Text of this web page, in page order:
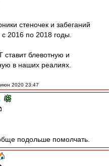
стеночек и забеганий
2016 по 2018 годы.
ставит блевотную и
в наших реалиях.
2020 23:47
подольше помолчать.